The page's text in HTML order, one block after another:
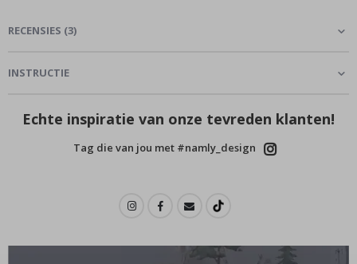
RECENSIES (3)
INSTRUCTIE
Echte inspiratie van onze tevreden klanten!
Tag die van jou met #namly_design